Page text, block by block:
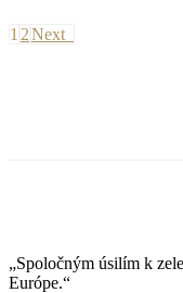
1 2Next
„Spoločným úsilím k
Európe.“